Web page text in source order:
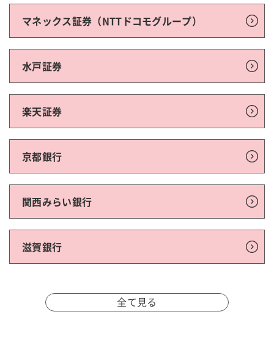
マネックス証券（NTTドコモグループ）
水戸証券
楽天証券
京都銀行
関西みらい銀行
滋賀銀行
全て見る